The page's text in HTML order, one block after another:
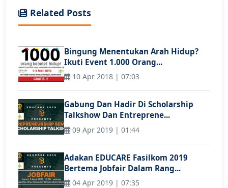
Related Posts
Bingung Menentukan Arah Hidup?
Ikuti Event 1.000 Orang...
10 Apr 2018 | 07:03
Gabung Dan Hadir Di Scholarship
Talkshow Dan Entreprene...
09 Apr 2019 | 01:44
Adakan EDUCARE Fasilkom 2019
Bertema Jobfair Dalam Rang...
04 Apr 2019 | 07:35